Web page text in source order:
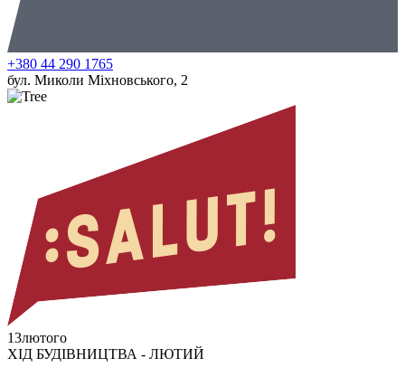
+380 44 290 1765
бул. Миколи Міхновського, 2
13лютого
ХІД БУДІВНИЦТВА - ЛЮТИЙ